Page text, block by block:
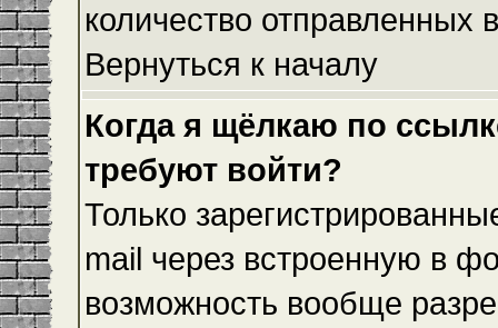
количество
Вернуться к началу
Когда я щёлкаю по
требуют войти?
Только
mail через встроенную в
возможность вообще